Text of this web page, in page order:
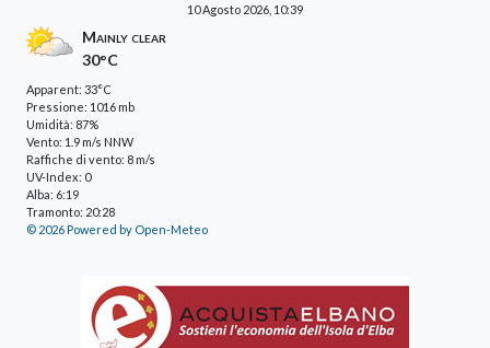
10 Agosto 2026, 10:39
Mainly clear
30°C
Apparent: 33°C
Pressione: 1016 mb
Umidità: 87%
Vento: 1.9 m/s NNW
Raffiche di vento: 8 m/s
UV-Index: 0
Alba: 6:19
Tramonto: 20:28
© 2026 Powered by Open-Meteo